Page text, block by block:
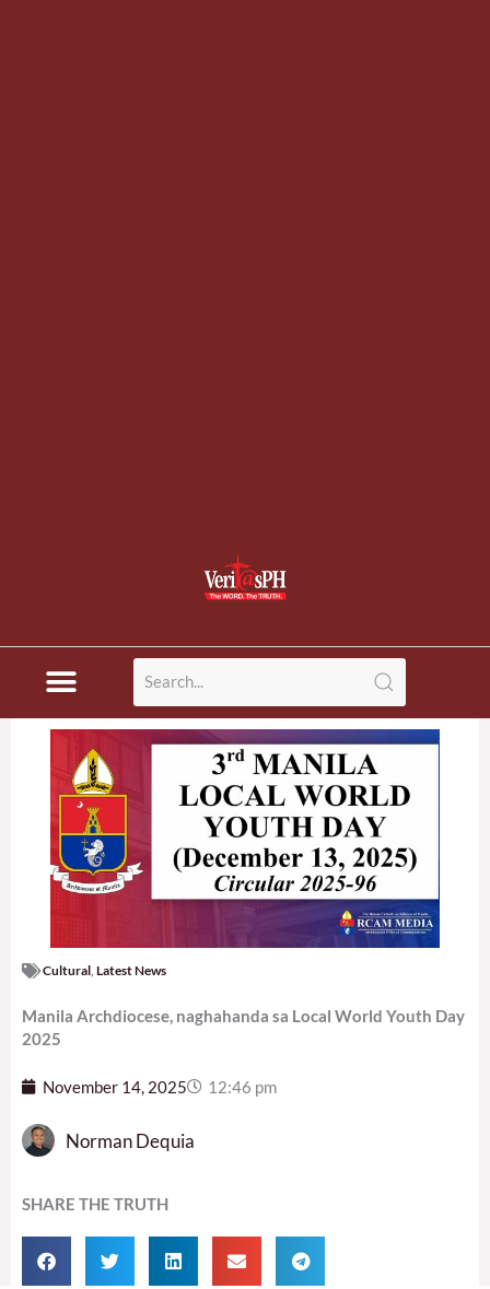
Cultural Latest News
Manila Archdiocese, naghahanda sa Local World Youth Day
2025
November 14, 2025 12:46 pm
Norman Dequia
SHARE THE TRUTH